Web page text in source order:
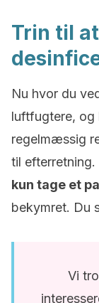
Trin til
Nu hvor du
luftfugtere, og
regelmæssig
til efterretning.
kun tage et
bekymret. Du
Vi